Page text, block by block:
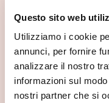
Questo sito web
Utilizziamo i cookie
annunci, per fornire
analizzare il nostro
informazioni sul
nostri partner che si